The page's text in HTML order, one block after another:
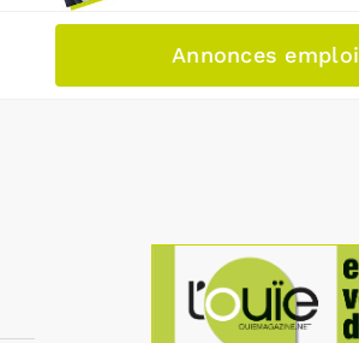
Annonces emploi